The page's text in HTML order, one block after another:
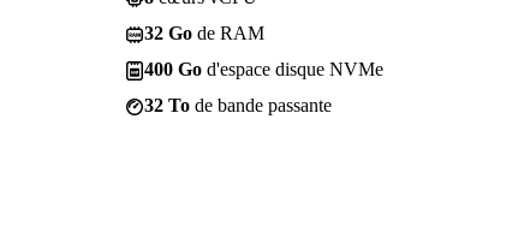
32 Go de RAM
400 Go d'espace disque NVMe
32 To de bande passante